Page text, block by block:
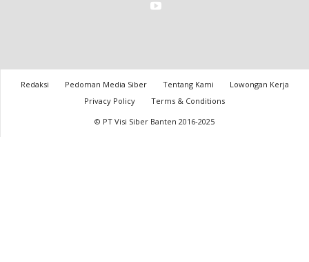
Redaksi Pedoman Media Siber Tentang Kami
Lowongan Kerja
Privacy Policy
Terms & Conditions
© PT Visi Siber Banten 2016-2025